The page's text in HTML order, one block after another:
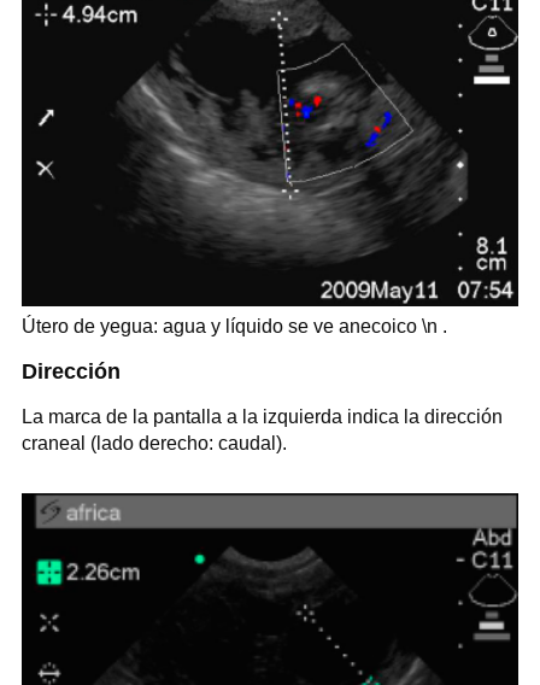
Útero de yegua: agua y líquido se ve anecoico \n .
Dirección
La marca de la pantalla a la izquierda indica la dirección
craneal (lado derecho: caudal).